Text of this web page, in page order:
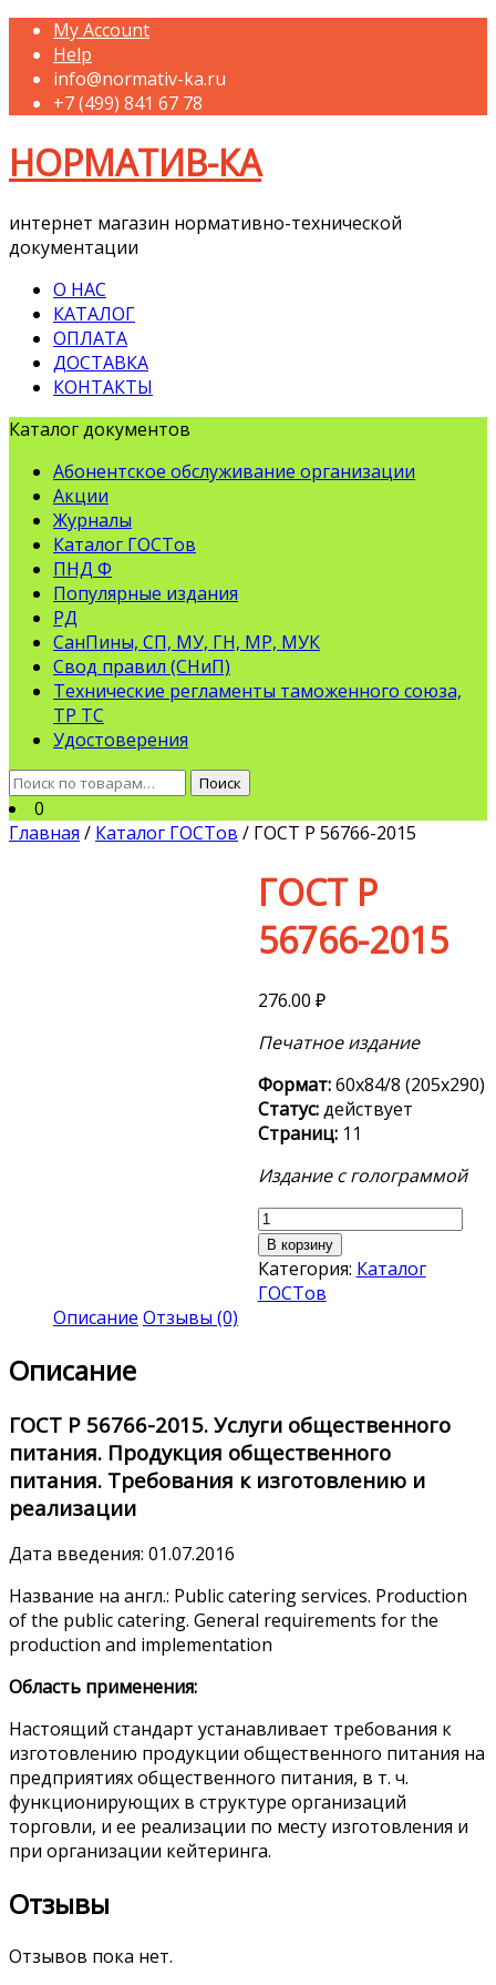
My Account
Help
info@normativ-ka.ru
+7 (499) 841 67 78
НОРМАТИВ-КА
интернет магазин нормативно-технической
документации
О НАС
КАТАЛОГ
ОПЛАТА
ДОСТАВКА
КОНТАКТЫ
Каталог документов
Абонентское обслуживание организации
Акции
Журналы
Каталог ГОСТов
ПНД Ф
Популярные издания
РД
СанПины, СП, МУ, ГН, МР, МУК
Свод правил (СНиП)
Технические регламенты таможенного союза,
ТР ТС
Удостоверения
Искать:
Поиск
0
Главная / Каталог ГОСТов / ГОСТ Р 56766-2015
ГОСТ Р
56766-2015
276.00 ₽
Печатное издание
Формат:60х84/8 (205х290)
Статус:действует
Страниц: 11
Издание с голограммой
Количество
товара
ГОСТ
Р
В корзину
Категория: Каталог
ГОСТов
Описание Отзывы (0)
Описание
ГОСТ Р 56766-2015. Услуги общественного
питания. Продукция общественного
питания. Требования к изготовлению и
реализации
Дата введения: 01.07.2016
Название на англ.: Public catering services. Рroduction
of the public catering. General requirements for the
production and implementation
Область применения:
Настоящий стандарт устанавливает требования к
изготовлению продукции общественного питания на
предприятиях общественного питания, в т. ч.
функционирующих в структуре организаций
торговли, и ее реализации по месту изготовления и
при организации кейтеринга.
Отзывы
Отзывов пока нет.